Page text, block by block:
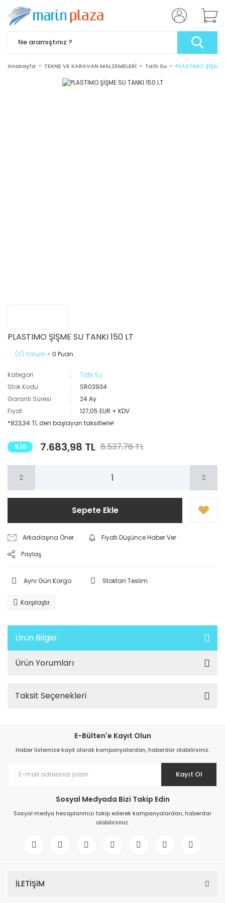
Anasayfa TEKNE VE KARAVAN MALZEMELERİ Tatlı Su PLASTIMO ŞİŞME
PLASTIMO ŞİŞME SU TANKI 150 LT
(0) Yorum - 0 Puan
Kategori
Tatlı Su
Stok Kodu
SR03934
Garanti Süresi
24 Ay
Fiyat
127,05 EUR + KDV
*823,34 TL den başlayan taksitlerle!
%10 7.683,98 TL 8.537,76 TL
Sepete Ekle
Arkadaşına Öner
Fiyatı Düşünce Haber Ver
Paylaş
Aynı Gün Kargo Stoktan Teslim
Karşılaştır
Ürün Bilgisi
Ürün Yorumları
Taksit Seçenekleri
E-Bülten'e Kayıt Olun
Haber listemize kayıt olarak kampanyalardan, haberdar olabilirsiniz.
Kayıt Ol
Sosyal Medyada Bizi Takip Edin
Sosyal medya hesaplarımızı takip ederek kampanyalardan, haberdar
olabilirsiniz.
İLETİŞİM